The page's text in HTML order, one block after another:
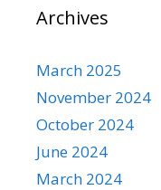
Archives
March 2025
November 2024
October 2024
June 2024
March 2024